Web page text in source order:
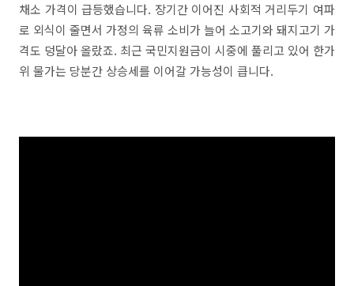
채소 가격이 급등했습니다. 장기간 이어진 사회적 거리두기 여파
로 외식이 줄면서 가정의 육류 소비가 늘어 소고기와 돼지고기 가
격도 덩달아 올랐죠. 최근 국민지원금이 시중에 풀리고 있어 한가
위 물가는 당분간 상승세를 이어갈 가능성이 큽니다.